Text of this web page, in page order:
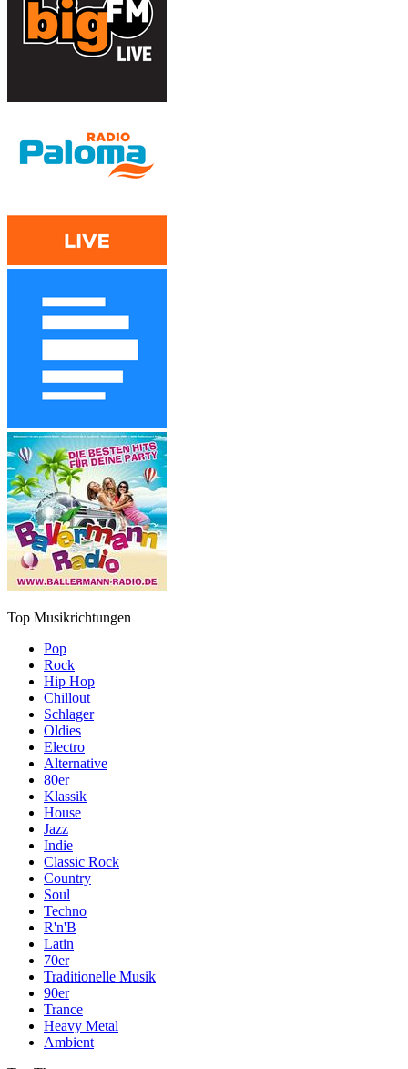
Top Musikrichtungen
Pop
Rock
Hip Hop
Chillout
Schlager
Oldies
Electro
Alternative
80er
Klassik
House
Jazz
Indie
Classic Rock
Country
Soul
Techno
R'n'B
Latin
70er
Traditionelle Musik
90er
Trance
Heavy Metal
Ambient